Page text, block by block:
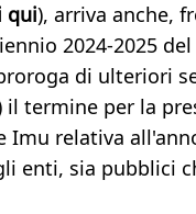
qui), arriva anche,
2024-2025
di ulteriori
il termine per la
Imu relativa
enti, sia pubblici